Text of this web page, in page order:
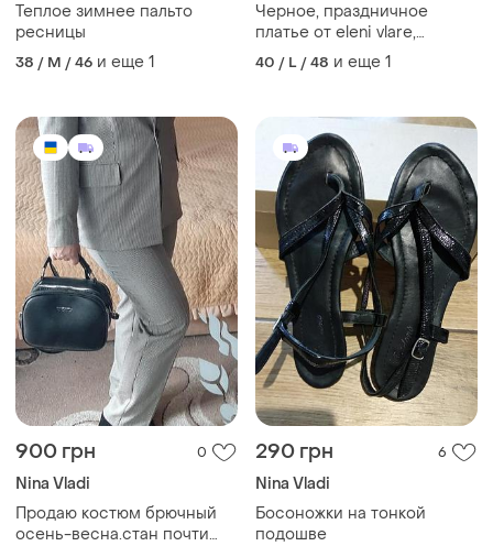
Теплое зимнее пальто
ресницы
38 / M / 46 и еще 1
Черное, праздничное
платье от eleni vlare,
размер xl
40 / L / 48 и еще 1
900 грн 0
Nina Vladi
Продаю костюм брючный
осень-весна.стан почти
290 грн 6
Nina Vladi
Босоножки на тонкой
подошве